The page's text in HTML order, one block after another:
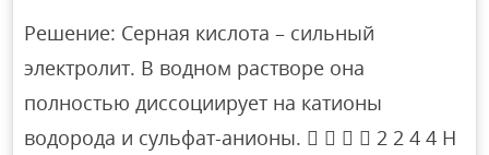
Решение: Серная кислота – сильный
электролит. В водном растворе она
полностью диссоциирует на катионы
водорода и сульфат-анионы.     2 2 4 4 H